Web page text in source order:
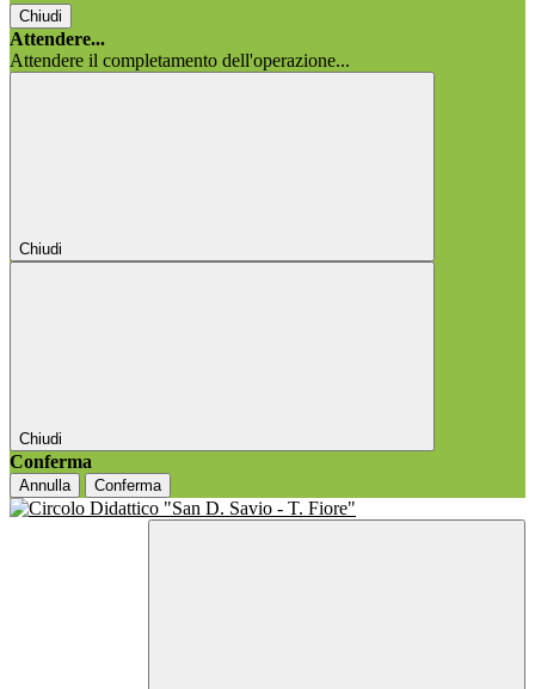
Chiudi
Attendere...
Attendere il completamento dell'operazione...
Chiudi
Chiudi
Conferma
Annulla Conferma